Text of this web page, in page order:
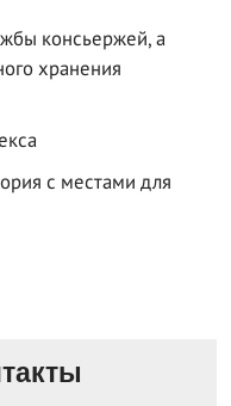
консьержей, а
хранения
с местами для